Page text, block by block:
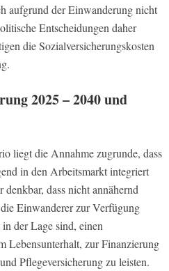
aufgrund der Einwanderung nicht
Entscheidungen daher
die Sozialversicherungskosten
2025 – 2040 und
liegt die Annahme zugrunde, dass
in den Arbeitsmarkt integriert
dass nicht annähernd
Einwanderer zur Verfügung
der Lage sind, einen
Lebensunterhalt, zur Finanzierung
Pflegeversicherung zu leisten.